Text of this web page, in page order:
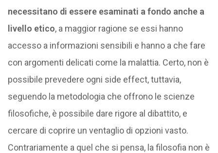
necessitano di essere esaminati a fondo anche a
livello etico, a maggior ragione se essi hanno
accesso a informazioni sensibili e hanno a che fare
con argomenti delicati come la malattia. Certo, non è
possibile prevedere ogni side effect, tuttavia,
seguendo la metodologia che offrono le scienze
filosofiche, è possibile dare rigore al dibattito, e
cercare di coprire un ventaglio di opzioni vasto.
Contrariamente a quel che si pensa, la filosofia non è